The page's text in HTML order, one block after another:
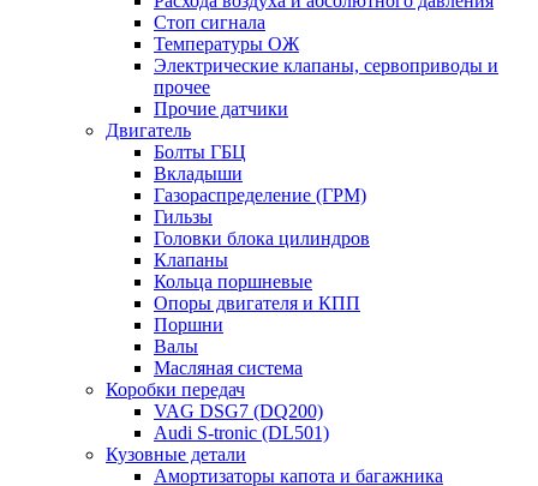
Стоп сигнала
Температуры ОЖ
Электрические клапаны, сервоприводы и
прочее
Прочие датчики
Двигатель
Болты ГБЦ
Вкладыши
Газораспределение (ГРМ)
Гильзы
Головки блока цилиндров
Клапаны
Кольца поршневые
Опоры двигателя и КПП
Поршни
Валы
Масляная система
Коробки передач
VAG DSG7 (DQ200)
Audi S-tronic (DL501)
Кузовные детали
Амортизаторы капота и багажника